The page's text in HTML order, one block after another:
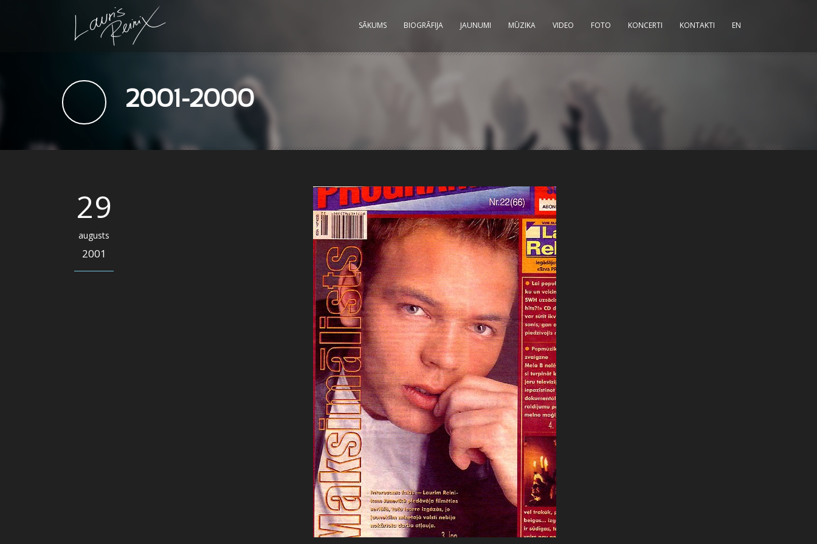
SĀKUMS BIOGRĀFIJA JAUNUMI MŪZIKA VIDEO FOTO KONCERTI KONTAKTI EN
2001-2000
29
augusts
2001